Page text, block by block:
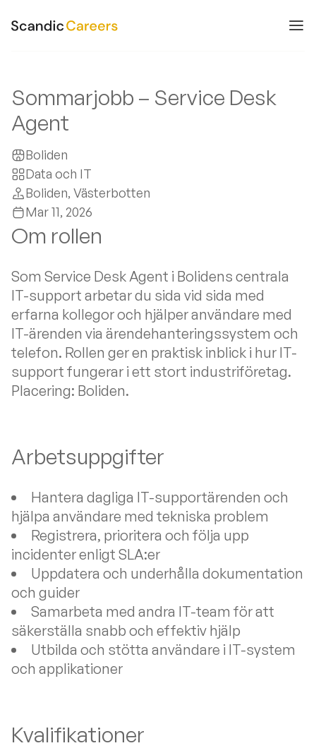
Sommarjobb – Service Desk
Agent
Boliden
Data och IT
Boliden, Västerbotten
Mar 11, 2026
Om rollen
Som Service Desk Agent i Bolidens centrala
IT-support arbetar du sida vid sida med
erfarna kollegor och hjälper användare med
IT-ärenden via ärendehanteringssystem och
telefon. Rollen ger en praktisk inblick i hur IT-
support fungerar i ett stort industriföretag.
Placering: Boliden.
Arbetsuppgifter
Hantera dagliga IT-supportärenden och
hjälpa användare med tekniska problem
Registrera, prioritera och följa upp
incidenter enligt SLA:er
Uppdatera och underhålla dokumentation
och guider
Samarbeta med andra IT-team för att
säkerställa snabb och effektiv hjälp
Utbilda och stötta användare i IT-system
och applikationer
Kvalifikationer